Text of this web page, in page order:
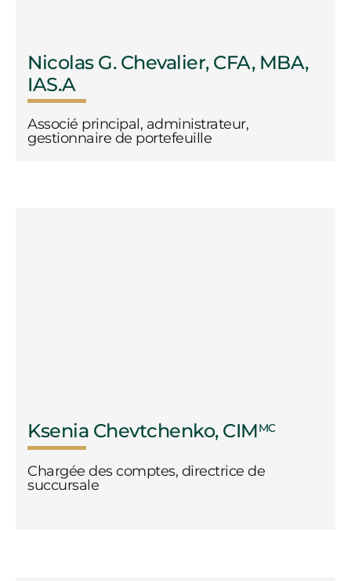
Nicolas G. Chevalier, CFA, MBA,
IAS.A
Associé principal, administrateur,
gestionnaire de portefeuille
Ksenia Chevtchenko, CIMMC
Chargée des comptes, directrice de
succursale